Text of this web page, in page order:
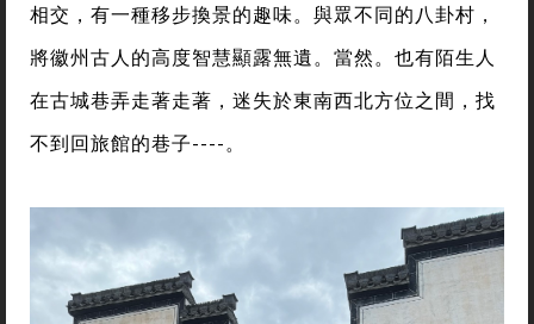
相交，有一種移步換景的趣味。與眾不同的八卦村，
將徽州古人的高度智慧顯露無遺。當然。也有陌生人
在古城巷弄走著走著，迷失於東南西北方位之間，找
不到回旅館的巷子----。